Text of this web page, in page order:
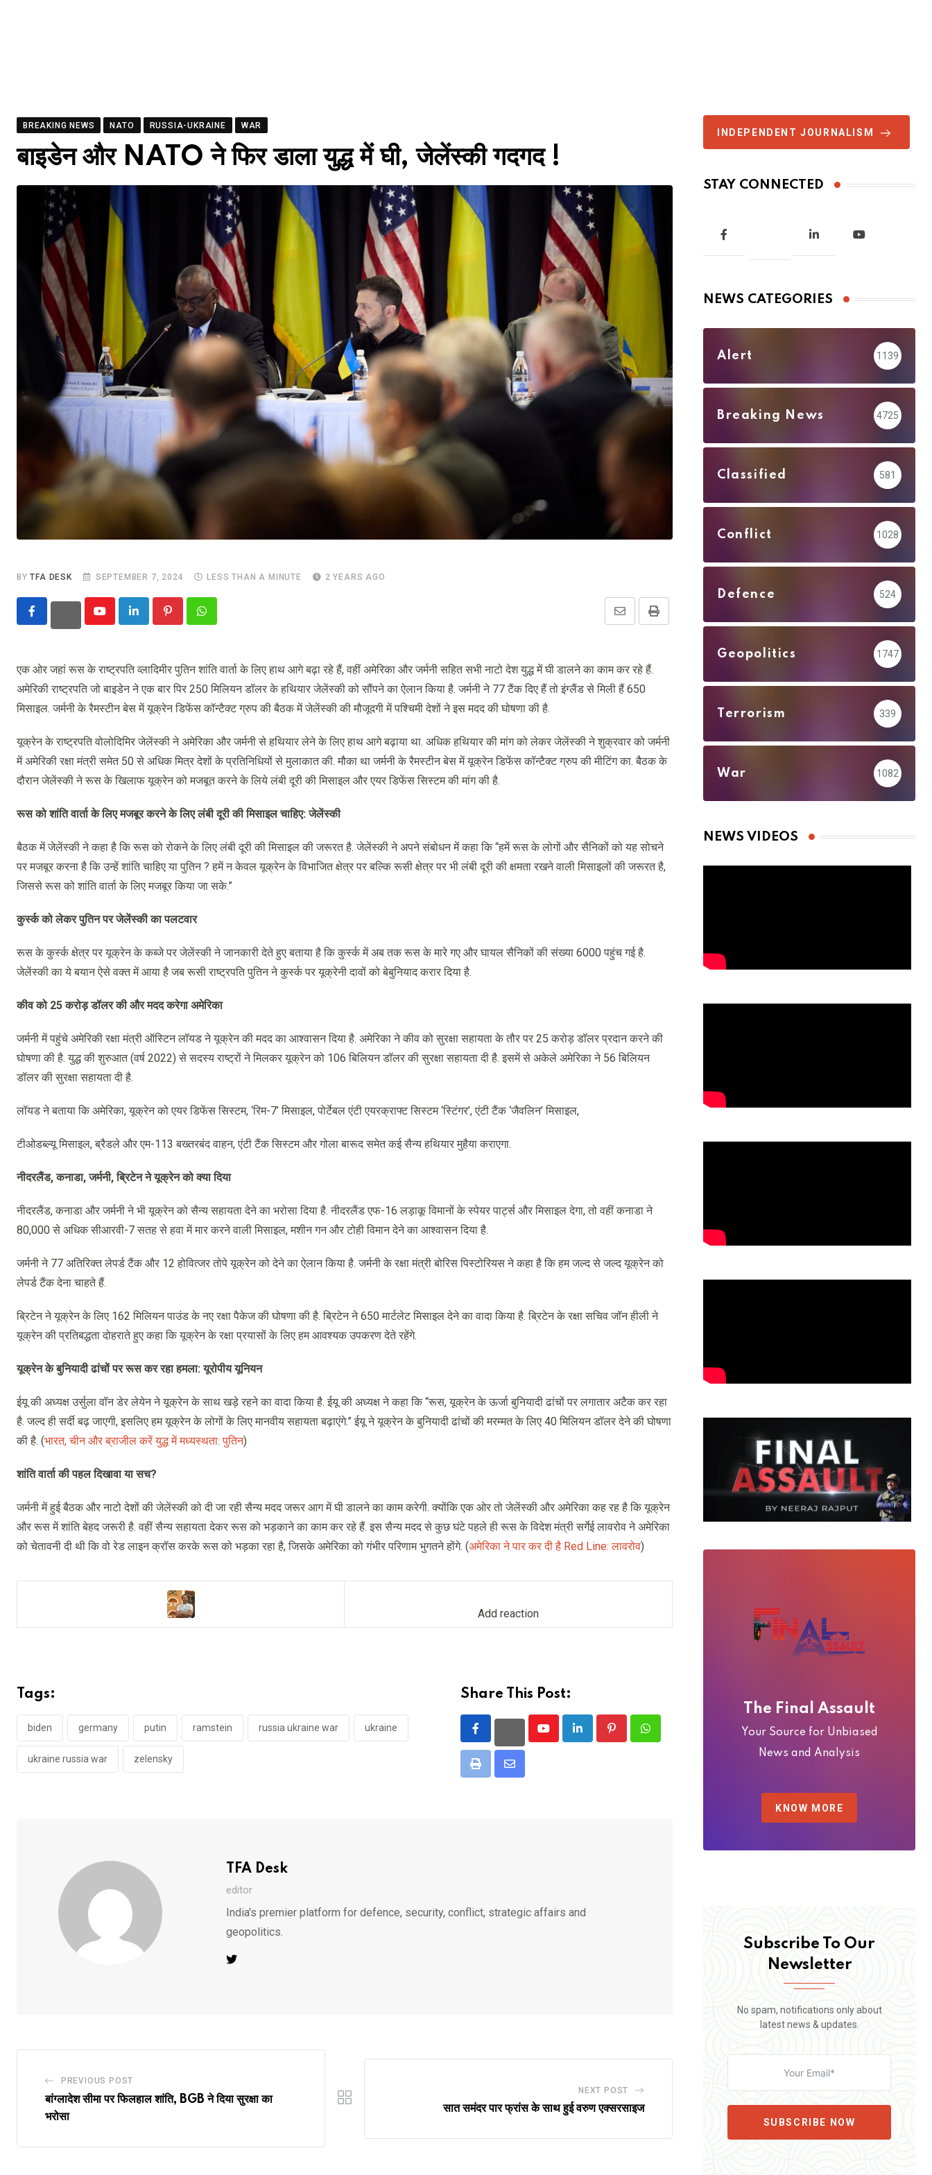
BREAKING NEWS NATO RUSSIA-UKRAINE WAR
बाइडेन और NATO ने फिर डाला युद्ध में घी, जेलेंस्की गदगद !
BYTFA DESK SEPTEMBER 7, 2024 LESS THAN A MINUTE 2 YEARS AGO
YoutubeLinkedIn PinterestWhatsapp Print
Share
एक ओर जहां रूस के राष्ट्रपति व्लादिमीर पुतिन शांति वार्ता के लिए हाथ आगे बढ़ा रहे हैं, वहीं अमेरिका और जर्मनी सहित सभी नाटो देश युद्ध में घी डालने का काम कर रहे हैं.
अमेरिकी राष्ट्रपति जो बाइडेन ने एक बार पिर 250 मिलियन डॉलर के हथियार जेलेंस्की को सौंपने का ऐलान किया है. जर्मनी ने 77 टैंक दिए हैं तो इंग्लैंड से मिली हैं 650
मिसाइल. जर्मनी के रैमस्टीन बेस में यूक्रेन डिफेंस कॉन्टैक्ट ग्रुप की बैठक में जेलेंस्की की मौजूदगी में पश्चिमी देशों ने इस मदद की घोषणा की है.
यूक्रेन के राष्ट्रपति वोलोदिमिर जेलेंस्की ने अमेरिका और जर्मनी से हथियार लेने के लिए हाथ आगे बढ़ाया था. अधिक हथियार की मांग को लेकर जेलेंस्की ने शुक्रवार को जर्मनी
में अमेरिकी रक्षा मंत्री समेत 50 से अधिक मित्र देशों के प्रतिनिधियों से मुलाकात की. मौका था जर्मनी के रैमस्टीन बेस में यूक्रेन डिफेंस कॉन्टैक्ट ग्रुप की मीटिंग का. बैठक के
दौरान जेलेंस्की ने रूस के खिलाफ यूक्रेन को मजबूत करने के लिये लंबी दूरी की मिसाइल और एयर डिफेंस सिस्टम की मांग की है.
रूस को शांति वार्ता के लिए मजबूर करने के लिए लंबी दूरी की मिसाइल चाहिए: जेलेंस्की
बैठक में जेलेंस्की ने कहा है कि रूस को रोकने के लिए लंबी दूरी की मिसाइल की जरूरत है. जेलेंस्की ने अपने संबोधन में कहा कि “हमें रूस के लोगों और सैनिकों को यह सोचने
पर मजबूर करना है कि उन्हें शांति चाहिए या पुतिन ? हमें न केवल यूक्रेन के विभाजित क्षेत्र पर बल्कि रूसी क्षेत्र पर भी लंबी दूरी की क्षमता रखने वाली मिसाइलों की जरूरत है,
जिससे रूस को शांति वार्ता के लिए मजबूर किया जा सके.”
कुर्स्क को लेकर पुतिन पर जेलेंस्की का पलटवार
रूस के कुर्स्क क्षेत्र पर यूक्रेन के कब्जे पर जेलेंस्की ने जानकारी देते हुए बताया है कि कुर्स्क में अब तक रूस के मारे गए और घायल सैनिकों की संख्या 6000 पहुंच गई है.
जेलेंस्की का ये बयान ऐसे वक्त में आया है जब रूसी राष्ट्रपति पुतिन ने कुर्स्क पर यूक्रेनी दावों को बेबुनियाद करार दिया है.
कीव को 25 करोड़ डॉलर की और मदद करेगा अमेरिका
जर्मनी में पहुंचे अमेरिकी रक्षा मंत्री ऑस्टिन लॉयड ने यूक्रेन की मदद का आश्वासन दिया है. अमेरिका ने कीव को सुरक्षा सहायता के तौर पर 25 करोड़ डॉलर प्रदान करने की
घोषणा की है. युद्ध की शुरुआत (वर्ष 2022) से सदस्य राष्ट्रों ने मिलकर यूक्रेन को 106 बिलियन डॉलर की सुरक्षा सहायता दी है. इसमें से अकेले अमेरिका ने 56 बिलियन
डॉलर की सुरक्षा सहायता दी है.
लॉयड ने बताया कि अमेरिका, यूक्रेन को एयर डिफेंस सिस्टम, ‘रिम-7’ मिसाइल, पोर्टेबल एंटी एयरक्राफ्ट सिस्टम ‘स्टिंगर’, एंटी टैंक ‘जैवलिन’ मिसाइल,
टीओडब्ल्यू मिसाइल, ब्रैडले और एम-113 बख्तरबंद वाहन, एंटी टैंक सिस्टम और गोला बारूद समेत कई सैन्य हथियार मुहैया कराएगा.
नीदरलैंड, कनाडा, जर्मनी, ब्रिटेन ने यूक्रेन को क्या दिया
नीदरलैंड, कनाडा और जर्मनी ने भी यूक्रेन को सैन्य सहायता देने का भरोसा दिया है. नीदरलैंड एफ-16 लड़ाकू विमानों के स्पेयर पार्ट्स और मिसाइल देगा, तो वहीं कनाडा ने
80,000 से अधिक सीआरवी-7 सतह से हवा में मार करने वाली मिसाइल, मशीन गन और टोही विमान देने का आश्वासन दिया है.
जर्मनी ने 77 अतिरिक्त लेपर्ड टैंक और 12 होवित्जर तोपे यूक्रेन को देने का ऐलान किया है. जर्मनी के रक्षा मंत्री बोरिस पिस्टोरियस ने कहा है कि हम जल्द से जल्द यूक्रेन को
लेपर्ड टैंक देना चाहते हैं.
ब्रिटेन ने यूक्रेन के लिए 162 मिलियन पाउंड के नए रक्षा पैकेज की घोषणा की है. ब्रिटेन ने 650 मार्टलेट मिसाइल देने का वादा किया है. ब्रिटेन के रक्षा सचिव जॉन हीली ने
यूक्रेन की प्रतिबद्धता दोहराते हुए कहा कि यूक्रेन के रक्षा प्रयासों के लिए हम आवश्यक उपकरण देते रहेंगे.
यूक्रेन के बुनियादी ढांचों पर रूस कर रहा हमला: यूरोपीय यूनियन
ईयू की अध्यक्ष उर्सुला वॉन डेर लेयेन ने यूक्रेन के साथ खड़े रहने का वादा किया है. ईयू की अध्यक्ष ने कहा कि “रूस, यूक्रेन के ऊर्जा बुनियादी ढांचों पर लगातार अटैक कर रहा
है. जल्द ही सर्दी बढ़ जाएगी, इसलिए हम यूक्रेन के लोगों के लिए मानवीय सहायता बढ़ाएंगे.” ईयू ने यूक्रेन के बुनियादी ढांचों की मरम्मत के लिए 40 मिलियन डॉलर देने की घोषणा
की है. (भारत, चीन और ब्राजील करें युद्ध में मध्यस्थता: पुतिन)
शांति वार्ता की पहल दिखावा या सच?
जर्मनी में हुई बैठक और नाटो देशों की जेलेंस्की को दी जा रही सैन्य मदद जरूर आग में घी डालने का काम करेगी. क्योंकि एक ओर तो जेलेंस्की और अमेरिका कह रह है कि यूक्रेन
और रूस में शांति बेहद जरूरी है. वहीं सैन्य सहायता देकर रूस को भड़काने का काम कर रहे हैं. इस सैन्य मदद से कुछ घंटे पहले ही रूस के विदेश मंत्री सर्गेई लावरोव ने अमेरिका
को चेतावनी दी थी कि वो रेड लाइन क्रॉस करके रूस को भड़का रहा है, जिसके अमेरिका को गंभीर परिणाम भुगतने होंगे. (अमेरिका ने पार कर दी है Red Line: लावरोव)
Add reaction
Tags:
biden germany putin ramstein russia ukraine war ukraine
ukraine russia war zelensky
Share This Post:
YoutubeLinkedIn PinterestWhatsapp
Print
Share
TFA Desk
editor
India's premier platform for defence, security, conflict, strategic affairs and
geopolitics.
PREVIOUS POST
बांग्लादेश सीमा पर फिलहाल शांति, BGB ने दिया सुरक्षा का
भरोसा
NEXT POST
सात समंदर पार फ्रांस के साथ हुई वरुण एक्सरसाइज
INDEPENDENT JOURNALISM
STAY CONNECTED
NEWS CATEGORIES
Alert 1139
Breaking News 4725
Classified 581
Conflict 1028
Defence 524
Geopolitics 1747
Terrorism 339
War 1082
NEWS VIDEOS
The Final Assault
Your Source for Unbiased
News and Analysis
KNOW MORE
Subscribe To Our
Newsletter
No spam, notifications only about
latest news & updates.
SUBSCRIBE NOW